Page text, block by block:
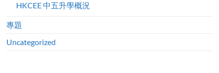
HKCEE 中五升學概況
專題
Uncategorized